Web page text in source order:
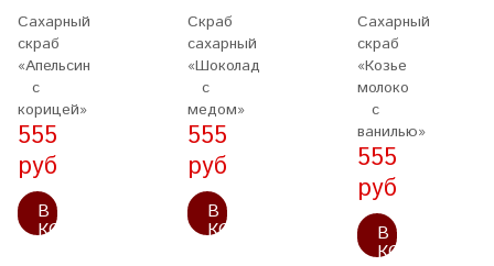
Сахарный
скраб
«Апельсин
с
корицей»
555
руб
В
КОРЗИНУ
Скраб
сахарный
«Шоколад
с
медом»
555
руб
В
КОРЗИНУ
Сахарный
скраб
«Козье
молоко
с
ванилью»
555
руб
В
КОРЗИНУ